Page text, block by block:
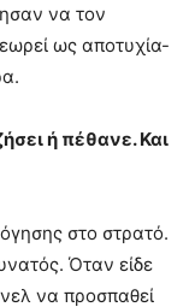
να τον
ως αποτυχία-
ή πέθανε. Και
στο στρατό.
Όταν είδε
να προσπαθεί